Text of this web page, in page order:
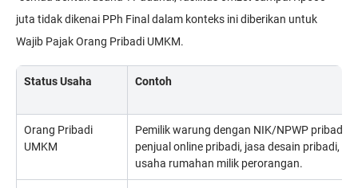
juta tidak dikenai PPh Final dalam konteks ini diberikan untuk
Wajib Pajak Orang Pribadi UMKM.
Status Usaha Contoh
Orang Pribadi
UMKM
Pemilik warung dengan NIK/NPWP pribadi,
penjual online pribadi, jasa desain pribadi,
usaha rumahan milik perorangan.